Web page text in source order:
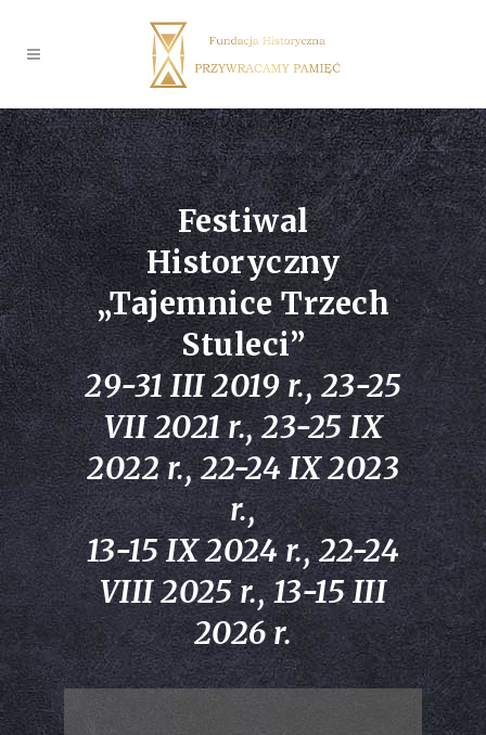
Festiwal
Historyczny
„Tajemnice Trzech
Stuleci”
29-31 III 2019 r., 23-25
VII 2021 r., 23-25 IX
2022 r., 22-24 IX 2023
r.,
13-15 IX 2024 r., 22-24
VIII 2025 r., 13-15 III
2026 r.